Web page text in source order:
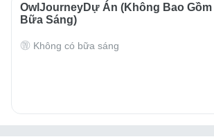
OwlJourneyDự Án (Không Bao Gồm
Bữa Sáng)
Không có bữa sáng